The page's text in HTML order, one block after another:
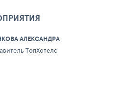
АЛЕКСАНДРА
ТопХотелс